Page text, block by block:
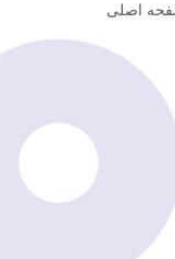
اصلی